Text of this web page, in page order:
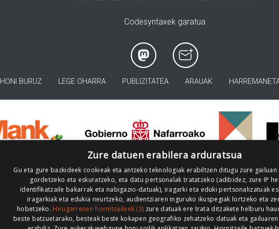
Codesyntaxek garatua
HONI BURUZ LEGE OHARRA PUBLIZITATEA ARAUAK
Zure datuen erabilera arduratsua
Gu eta gure bazkideek cookieak eta antzeko teknologiak erabiltzen ditugu zure
gordetzeko eta eskuratzeko, eta datu pertsonalak tratatzeko (adibidez, zure IP
identifikatzaile bakarrak eta nabigazio-datuak), iragarki eta eduki pertsonalizatuak
iragarkiak eta edukia neurtzeko, audientziaren inguruko ikuspegiak lortzeko eta
hobetzeko. Hirugarrenen hornitzaileek (3) zure datuak ere trata ditzakete helburu
beste batzuetarako, besteak beste kokapen geografiko zehatzeko datuak eta